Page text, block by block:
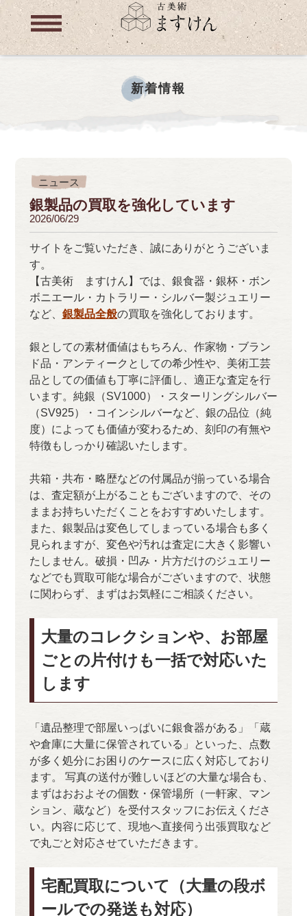
新着情報
ニュース
銀製品の買取を強化しています
2026/06/29
サイトをご覧いただき、誠にありがとうございま
す。
【古美術 ますけん】では、銀食器・銀杯・ボン
ボニエール・カトラリー・シルバー製ジュエリー
など、 銀製品全般の買取を強化しております。
銀としての素材価値はもちろん、作家物・ブラン
ド品・アンティークとしての希少性や、美術工芸
品としての価値も丁寧に評価し、適正な査定を行
います。純銀（SV1000）・スターリングシルバー
（SV925）・コインシルバーなど、銀の品位（純
度）によっても価値が変わるため、刻印の有無や
特徴もしっかり確認いたします。
共箱・共布・略歴などの付属品が揃っている場合
は、査定額が上がることもございますので、その
ままお持ちいただくことをおすすめいたします。
また、銀製品は変色してしまっている場合も多く
見られますが、変色や汚れは査定に大きく影響い
たしません。破損・凹み・片方だけのジュエリー
などでも買取可能な場合がございますので、状態
に関わらず、まずはお気軽にご相談ください。
大量のコレクションや、お部屋
ごとの片付けも一括で対応いた
します
「遺品整理で部屋いっぱいに銀食器がある」「蔵
や倉庫に大量に保管されている」といった、点数
が多く処分にお困りのケースに広く対応しており
ます。 写真の送付が難しいほどの大量な場合も、
まずはおおよその個数・保管場所（一軒家、マン
ション、蔵など）を受付スタッフにお伝えくださ
い。内容に応じて、現地へ直接伺う出張買取など
で丸ごと対応させていただきます。
宅配買取について（大量の段ボ
ールでの発送も対応）